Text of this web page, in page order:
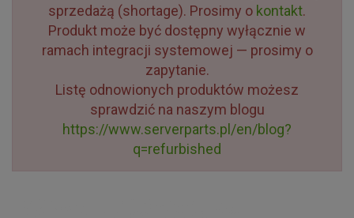
sprzedażą (shortage). Prosimy o kontakt.
Produkt może być dostępny wyłącznie w
ramach integracji systemowej — prosimy o
zapytanie.
Listę odnowionych produktów możesz
sprawdzić na naszym blogu
https://www.serverparts.pl/en/blog?
q=refurbished